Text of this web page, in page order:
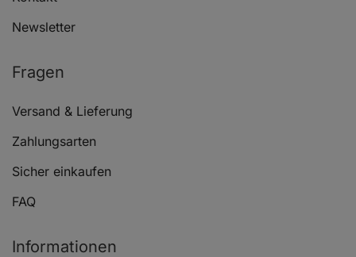
Newsletter
Fragen
Versand & Lieferung
Zahlungsarten
Sicher einkaufen
FAQ
Informationen